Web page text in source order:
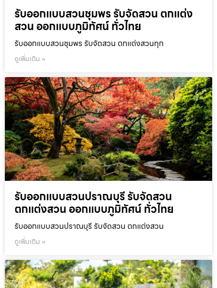
รับออกแบบสวนชุมพร รับจัดสวน ตกแต่ง
สวน ออกแบบภูมิทัศน์ ทั่วไทย
รับออกแบบสวนชุมพร รับจัดสวน ตกแต่งสวนทุก
ดูเพิ่มเติม »
รับออกแบบสวนปราณบุรี รับจัดสวน
ตกแต่งสวน ออกแบบภูมิทัศน์ ทั่วไทย
รับออกแบบสวนปราณบุรี รับจัดสวน ตกแต่งสวน
ดูเพิ่มเติม »